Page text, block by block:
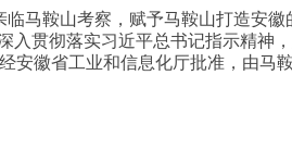
临马鞍山考察，赋予马鞍山打造安徽
入贯彻落实习近平总书记指示精神
安徽省工业和信息化厅批准，由马
大赛低碳绿色设计奖（以下简称安